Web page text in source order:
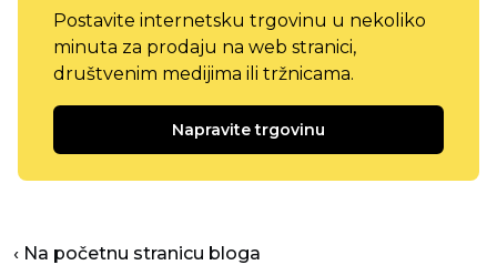
Postavite internetsku trgovinu u nekoliko
minuta za prodaju na web stranici,
društvenim medijima ili tržnicama.
Napravite trgovinu
‹ Na početnu stranicu bloga